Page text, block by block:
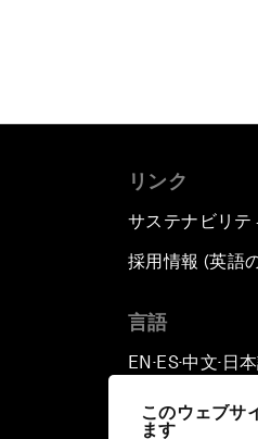
このウェブサ
ます
リンク
サステナビリテ
採用情報 (英語
言語
EN ▪ ES▪中文▪ 日